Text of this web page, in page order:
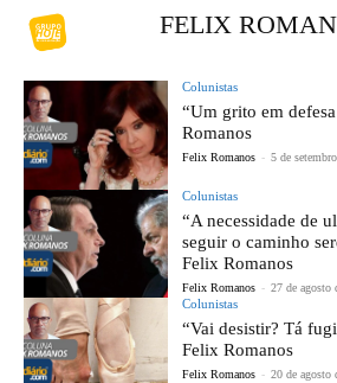
FELIX
Colunistas
“Um grito em
Romanos
Felix Romanos - 5 de
Colunistas
“A necessidade de
seguir o caminho
Felix Romanos
Felix Romanos - 27 de agosto
Colunistas
“Vai desistir? Tá
Felix Romanos
Felix Romanos - 20 de agosto